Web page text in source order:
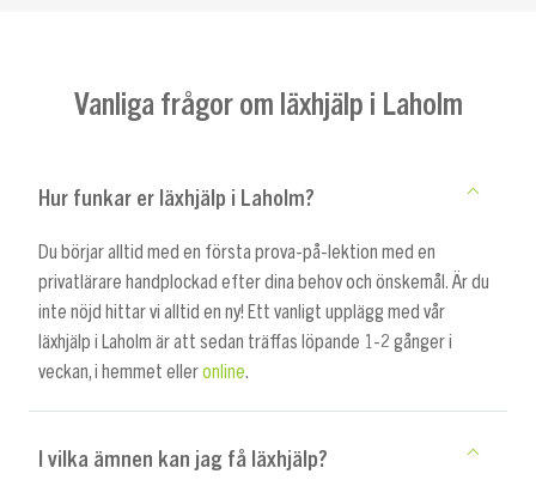
Vanliga frågor om läxhjälp i Laholm
Hur funkar er läxhjälp i Laholm?
Du börjar alltid med en första prova-på-lektion med en
privatlärare handplockad efter dina behov och önskemål. Är du
inte nöjd hittar vi alltid en ny! Ett vanligt upplägg med vår
läxhjälp i Laholm är att sedan träffas löpande 1-2 gånger i
veckan, i hemmet elleronline.
I vilka ämnen kan jag få läxhjälp?